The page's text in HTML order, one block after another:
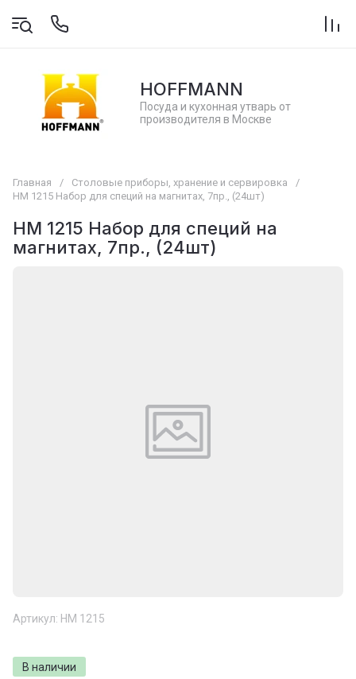
HOFFMANN
Посуда и кухонная утварь от
производителя в Москве
Главная / Столовые приборы, хранение и сервировка
/
НМ 1215 Набор для специй на магнитах, 7пр., (24шт)
НМ 1215 Набор для специй на
магнитах, 7пр., (24шт)
Артикул: НМ 1215
В наличии